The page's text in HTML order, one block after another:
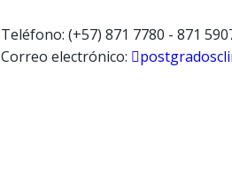
Teléfono: (+57) 871 7780 - 871
Correo electrónico: